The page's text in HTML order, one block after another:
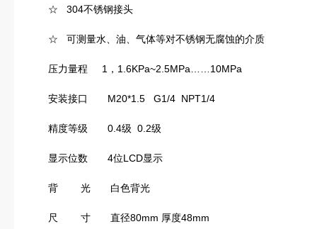
☆ 304不锈钢接头
☆ 可测量水、油、气体等对不锈钢无腐蚀的介质
压力量程 1，1.6KPa~2.5MPa……10MPa
安装接口 M20*1.5 G1/4 NPT1/4
精度等级 0.4级 0.2级
显示位数 4位LCD显示
背 光 白色背光
尺 寸 直径80mm 厚度48mm